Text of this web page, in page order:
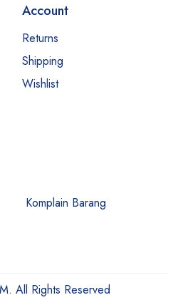
Account
Returns
Shipping
Wishlist
Komplain Barang
All Rights Reserved